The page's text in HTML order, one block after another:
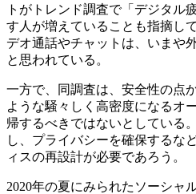
トがトレンド調査で「デジタル
す人が増えていることも指摘し
デオ通話やチャットは、いまや
と思われている。
一方で、同調査は、安全性の点
ような騒々しく高密度になるオ
帰するべきではないとしている
し、プライバシーを確保するな
ィスの再設計が必要であろう。
2020年の夏にみられたソーシャ